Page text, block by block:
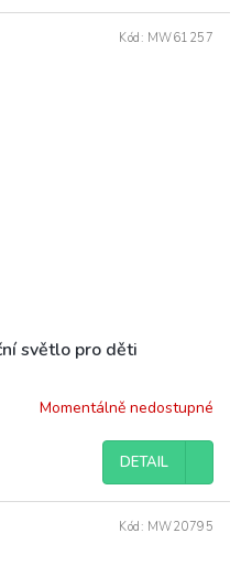
světlo pro děti
Momentálně nedostupné
DETAIL
Kód: MW61257
Kód: MW20795